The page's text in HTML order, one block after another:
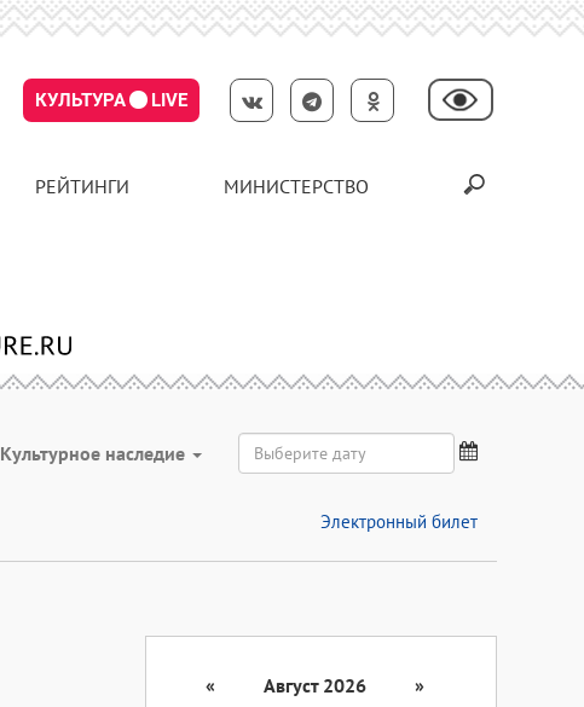
КУЛЬТУРА LIVE
РЕЙТИНГИ МИНИСТЕРСТВО
Культурное наследие
Электронный билет
« Август 2026
»